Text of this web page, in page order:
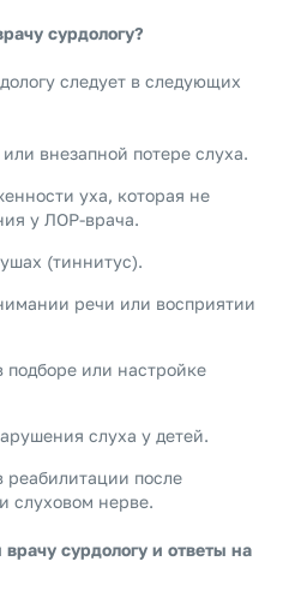
сурдологу?
следует в следующих
внезапной потере слуха.
уха, которая не
у ЛОР-врача.
(тиннитус).
речи или восприятии
или настройке
слуха у детей.
после
слуховом нерве.
сурдологу и ответы на